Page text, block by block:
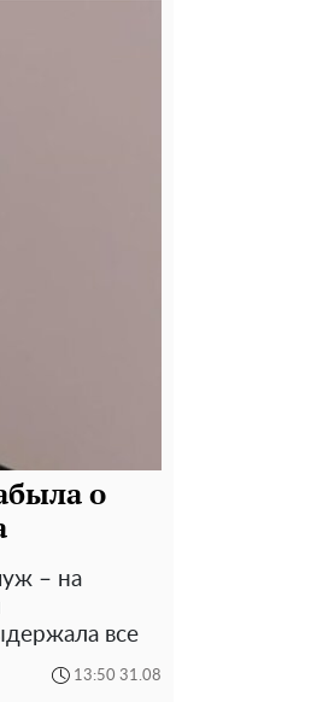
о
– на
все
13:50 31.08